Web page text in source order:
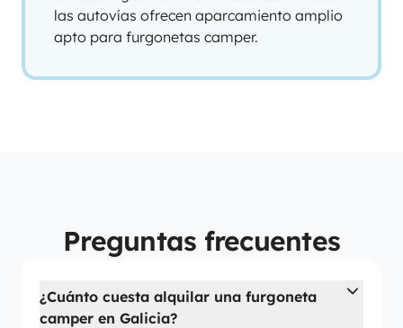
las autovías ofrecen aparcamiento amplio
apto para furgonetas camper.
Preguntas frecuentes
¿Cuánto cuesta alquilar una furgoneta
camper en Galicia?